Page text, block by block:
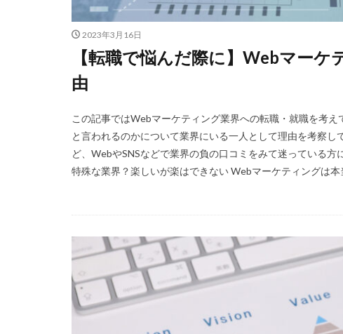
2023年3月16日
【転職で悩んだ際に】Webマー
由
この記事ではWebマーケティング業界への転職・就職を考
と言われるのかについて業界にいる一人として理由を考察
ど、WebやSNSなどで業界の負の口コミをみて迷っている
特殊な業界？楽しいが楽はできない Webマーケティングは